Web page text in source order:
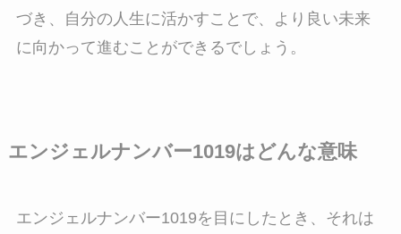
づき、自分の人生に活かすことで、より良い未来
に向かって進むことができるでしょう。
エンジェルナンバー1019はどんな意味
エンジェルナンバー1019を目にしたとき、それは